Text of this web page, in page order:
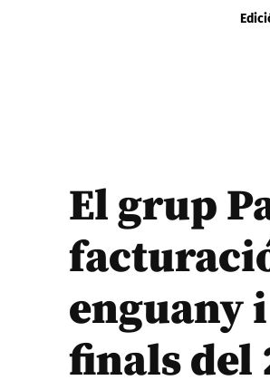
El grup
enguany
finals del